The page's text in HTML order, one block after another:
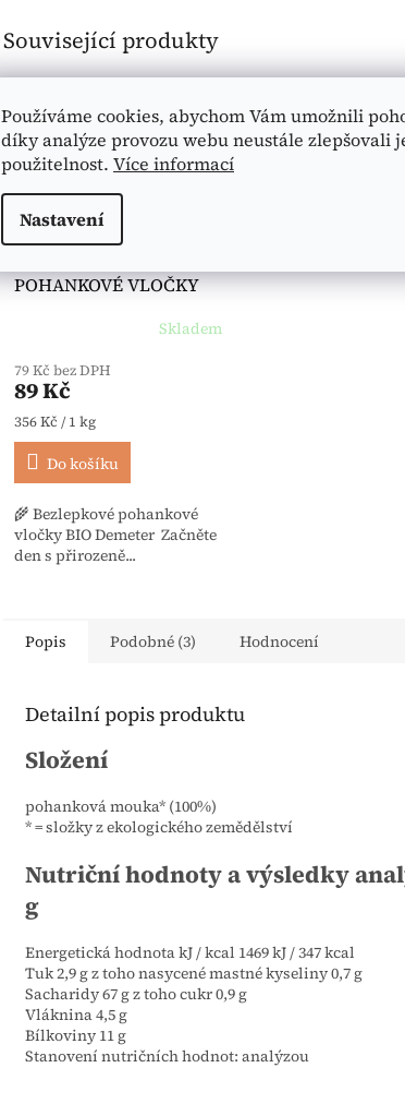
Používáme cookies, abychom Vám umožnili
díky analýze provozu webu neustále zlepšovali
použitelnost. Více informací
Nastavení
Související produkty
🌿 Demeter
POHANKOVÉ VLOČKY
Skladem
79 Kč bez DPH
89 Kč
Měrná cena:
356 Kč / 1 kg
Do košíku
🌾 Bezlepkové pohankové
vločky BIO Demeter Začněte
den s přirozeně...
Popis Podobné (3) Hodnocení
Detailní popis produktu
Složení
pohanková mouka* (100%)
* = složky z ekologického zemědělství
Nutriční hodnoty a výsledky
g
Energetická hodnota kJ / kcal 1469 kJ / 347 kcal
Tuk 2,9 g z toho nasycené mastné kyseliny 0,7 g
Sacharidy 67 g z toho cukr 0,9 g
Vláknina 4,5 g
Bílkoviny 11 g
Stanovení nutričních hodnot: analýzou